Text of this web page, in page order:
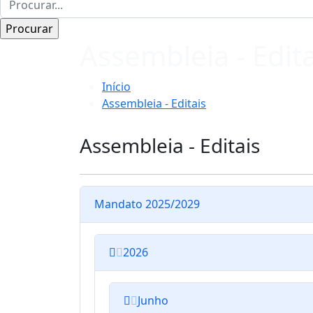
Início
Assembleia - Editais
Assembleia - Editais
Mandato 2025/2029
2026
Junho